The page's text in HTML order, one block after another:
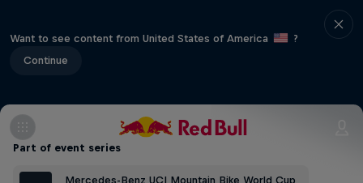
Want to see content from United States of America
?
Continue
Part of event series
Mercedes-Benz UCI Mountain Bike World Cup